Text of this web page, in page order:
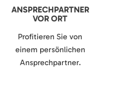
ANSPRECHPARTNER
VOR ORT
Profitieren Sie von
einem persönlichen
Ansprechpartner.